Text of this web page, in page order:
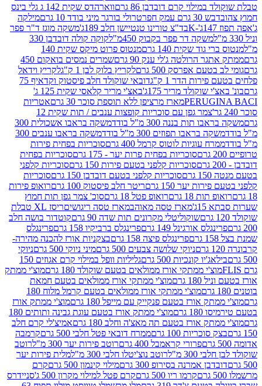
קרם דובדבן 86 גרם
ווארהדס שקית 142 ג גלי בינס
דבש 30 גרם עמק חפר
טרולי בורגר מיני בודד 10 גרם
מילקה
בד"צ טורינו טנטיישן חלב 189ג'
משקה מוגז ד"ר פפר
משקה דר פפר בקבוק 450מ"ל
קוקה קולה דובדבן 330
גוד שקית 140 גרם
מנטוס פרוט מיקס שקית 140
הרולטה ג'לי ענק 90 גרם
שמרים נמסים בואקום 450
אפרסק 500 גרם
לקריץ בלוק לבן 1 ק"ג
לקריץ וידאל
הדר 1 ק"ג
דובאי שוקולד חלב פיסטוק וקדאיף 75
שוקולד מריר 175ג'
באצ'י מריר קלאסי שקית 125 ג'
מארז מרציפן ללא תוספת סוכר 30 גרם
אטריות
צמר גפן עם סוכריות קופצות ענבים / תות שקית 12
תות בננה 300 מ"ל בודד
משקה בראבו אשכולית 300
בראבו תפוזים 300 מ"ל בודד
משקה בראבו ענבים 300
עוגיות לוטוס קרמל 400 גרם
סוכריות בפחית פירות
סוכריות בפחית פרות יער - 175 גרם
סוכריות בפחית
סוכריות קלפני בטעם פירות 150 גרם
סוכריות קלפני
סוכריות קלפני בטעם דובדבן 150 גרם
סוכריות
יער 150 גרם
ריטר חלב פיסטוק 100 גרם
רואופ פירות
תות 18 גרם
רואופ פטל 18 גרם
סוכ' צמר גפן תות חמוץ
מארז טסה מאוהב מארז טסה ריגושים
ריסז XL טבלת
שוקוליטלי מקרונים תות שדה 90 גרם
קוטדור בושה חלב
אורגינל 149 גרם
פרינגלס ברביקיו 158 גרם
פרינגלס
פרינגלס פיצה 158 גרם
בצקניות אורז להכנה מהירה-
ניוקי שלושה צבעים 500 גרם
מיני ניוקי 500 גרם
ניוקי
קונכיות 500 גרם
גליליות וופל במילוי קרם אגוזים 150
ממתקי אורז ממולאים בטעם שוקולד 180 גרם
מוצ'י ממתק
גרם
מוצ'י ממתקי אורז ממולאים בטעם חמאת
מוצ'י ממתקי אורז ממולאים בטעם קרמל מלוח 180
אורז בטעם פנקייק עם מייפל 180 גרם
מוצ'י ממתק אורז
גרם
מוצ'י ממתק אורז בטעם עוגת גבינה ותותים 180
אורז בטעם תה מאצ'ה וחלב 180 גרם
אמיצ'לי קרם חלב
סוכריות 100 גרם
ממרח דובאי פטל חלבי 500 גרם
קרמבה
פרורי קראמבל 400 גרם
רוטב פירות יער 300 מ"ל
רוטב
300 מ"ל
רוטב נוצ'יטלו חלבי 300 מ"ל
מלית פירות יער
אמרנה בסירופ 300 גרם
מילוי קינמון 500 גרם
קרם
קרמו ריו 500 גרם
קרם פטל למילוי מקרון 500 ג'
סניידרס